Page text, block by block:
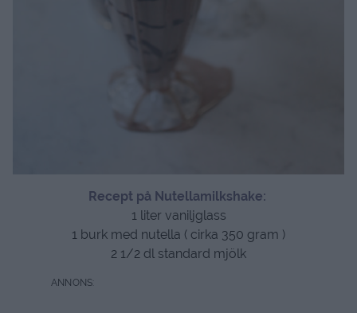
Recept på Nutellamilkshake:
1 liter vaniljglass
1 burk med nutella ( cirka 350 gram )
2 1/2 dl standard mjölk